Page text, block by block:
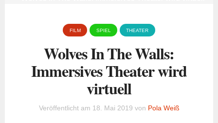
FILM SPIEL THEATER
Wolves In The Walls:
Immersives Theater wird
virtuell
Veröffentlicht am 18. Mai 2019 von Pola Weiß